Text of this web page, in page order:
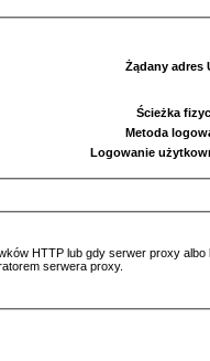
Żądany adres
Ścieżka
Metoda
Logowanie
HTTP lub gdy serwer proxy
serwera proxy.